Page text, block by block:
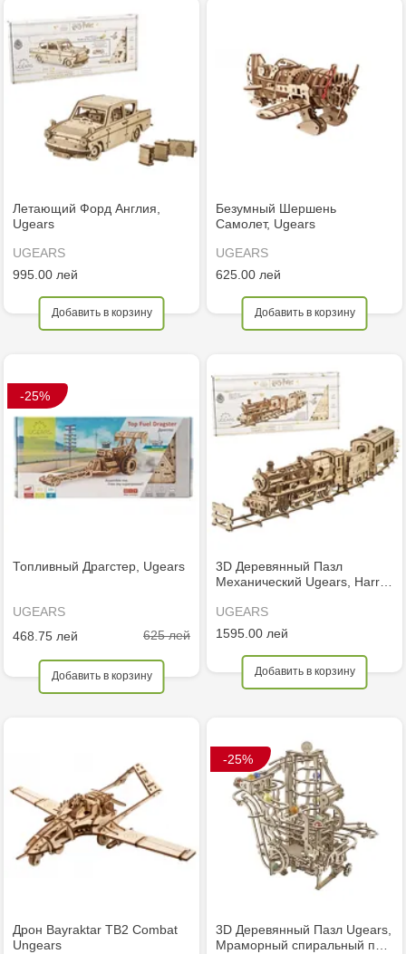
Летающий Форд Англия,
Ugears
UGEARS
995.00 лей
Добавить в корзину
Безумный Шершень
Самолет, Ugears
UGEARS
625.00 лей
Добавить в корзину
-25%
Топливный Драгстер, Ugears
UGEARS
468.75 лей
625 лей
Добавить в корзину
3D Деревянный Пазл
Механический Ugears, Harr…
UGEARS
1595.00 лей
Добавить в корзину
Дрон Bayraktar TB2 Combat
Ungears
-25%
3D Деревянный Пазл Ugears,
Мраморный спиральный п…